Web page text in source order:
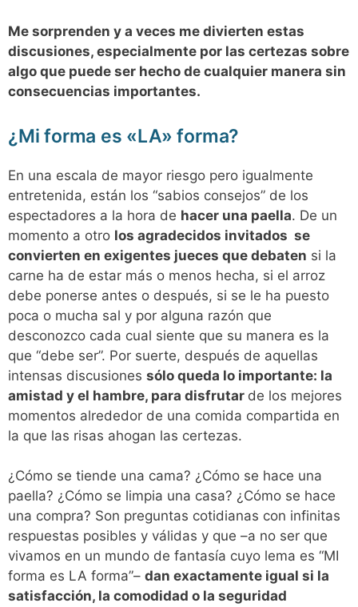
Me sorprenden y a veces me divierten estas
discusiones, especialmente por las certezas sobre
algo que puede ser hecho de cualquier manera sin
consecuencias importantes.
¿Mi forma es «LA» forma?
En una escala de mayor riesgo pero igualmente
entretenida, están los “sabios consejos” de los
espectadores a la hora de hacer una paella. De un
momento a otro los agradecidos invitados se
convierten en exigentes jueces que debaten si la
carne ha de estar más o menos hecha, si el arroz
debe ponerse antes o después, si se le ha puesto
poca o mucha sal y por alguna razón que
desconozco cada cual siente que su manera es la
que “debe ser”. Por suerte, después de aquellas
intensas discusiones sólo queda lo importante: la
amistad y el hambre, para disfrutar de los mejores
momentos alrededor de una comida compartida en
la que las risas ahogan las certezas.
¿Cómo se tiende una cama? ¿Cómo se hace una
paella? ¿Cómo se limpia una casa? ¿Cómo se hace
una compra? Son preguntas cotidianas con infinitas
respuestas posibles y válidas y que –a no ser que
vivamos en un mundo de fantasía cuyo lema es “MI
forma es LA forma”– dan exactamente igual si la
satisfacción, la comodidad o la seguridad